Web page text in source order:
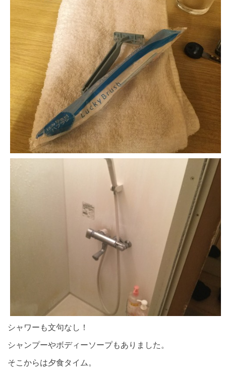
シャワーも文句なし！
シャンプーやボディーソープもありました。
そこからは夕食タイム。